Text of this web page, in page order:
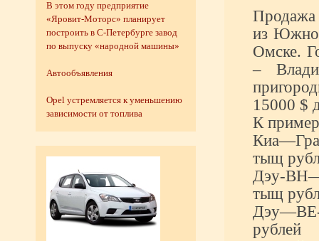
В этом году предприятие
«Яровит-Моторс» планирует
построить в С-Петербурге завод
по выпуску «народной машины»
Автообъявления
Opel устремляется к уменьшению
зависимости от топлива
Продажа
из
Омске.
–
15000 $
К
тыщ
Дэу-
тыщ
Дэу—ВЕ-
рублей